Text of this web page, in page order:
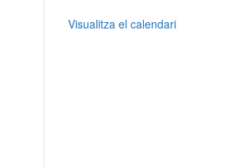
Visualitza el calendari